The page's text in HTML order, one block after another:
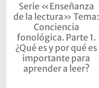
Serie «Enseñanza
de la lectura» Tema:
Conciencia
fonológica. Parte 1.
¿Qué es y por qué es
importante para
aprender a leer?